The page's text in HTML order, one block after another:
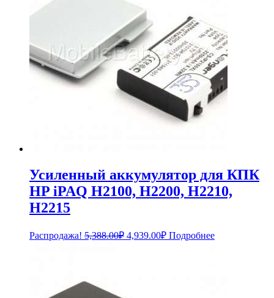
Усиленный аккумулятор для КПК
HP iPAQ H2100, H2200, H2210,
H2215
Распродажа! 5,388.00₽ Первоначальная
4,939.00₽Текущая
цена:
Подробнее